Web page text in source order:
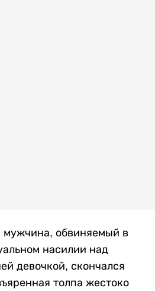
обвиняемый в
насилии над
девочкой, скончался
толпа жестоко